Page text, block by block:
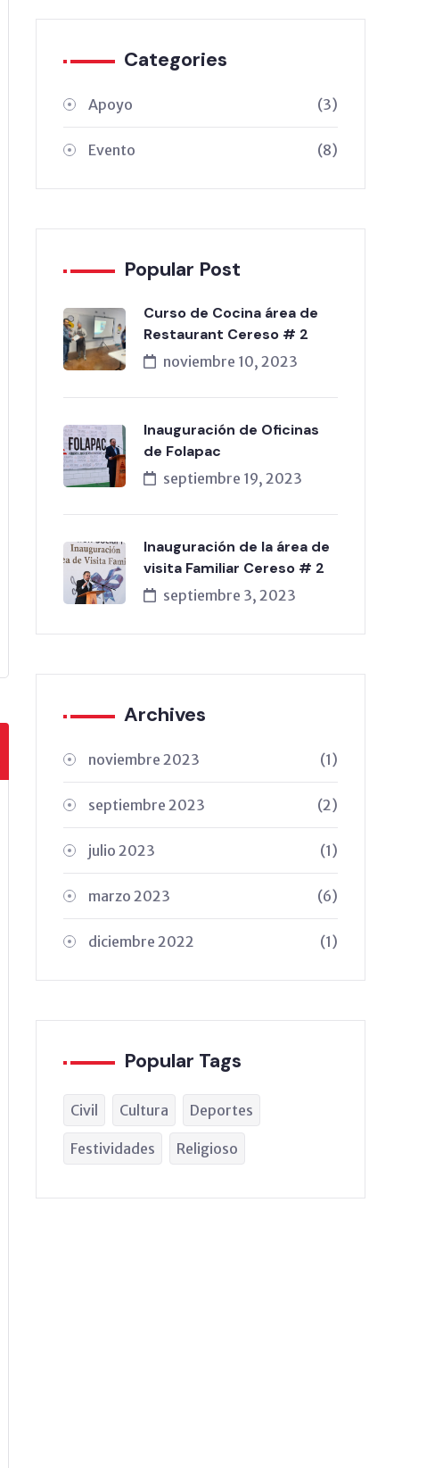
Categories
Apoyo (3)
Evento (8)
Popular Post
Curso de Cocina área de
Restaurant Cereso # 2
noviembre 10, 2023
Inauguración de Oficinas
de Folapac
septiembre 19, 2023
Inauguración de la área de
visita Familiar Cereso # 2
septiembre 3, 2023
Archives
noviembre 2023 (1)
septiembre 2023 (2)
julio 2023 (1)
marzo 2023 (6)
diciembre 2022 (1)
Popular Tags
Civil Cultura Deportes
Festividades Religioso